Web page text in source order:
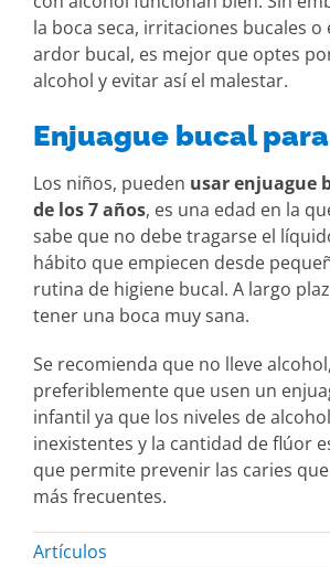
la boca seca, irritaciones bucales
ardor bucal, es mejor que optes
alcohol y evitar así el malestar.
Enjuague bucal
Los niños, pueden usar enjuague
de los 7 años, es una edad en la
sabe que no debe tragarse el
hábito que empiecen desde
rutina de higiene bucal. A largo
tener una boca muy sana.
Se recomienda que no lleve alcohol,
preferiblemente que usen un
infantil ya que los niveles de
inexistentes y la cantidad de flúor
que permite prevenir las caries
más frecuentes.
Artículos